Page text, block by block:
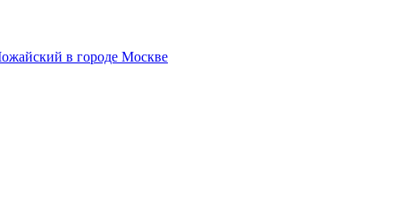
в городе Москве